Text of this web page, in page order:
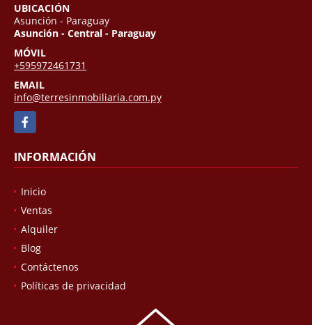
UBICACIÓN
Asunción - Paraguay
Asunción - Central - Paraguay
MÓVIL
+595972461731
EMAIL
info@terresinmobiliaria.com.py
Facebook
INFORMACIÓN
Inicio
Ventas
Alquiler
Blog
Contáctenos
Políticas de privacidad